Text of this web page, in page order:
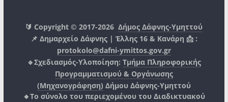
🔰 Copyright © 2017-2026Δήμος Δάφνης-Υμηττού
📌 Δημαρχείο Δάφνης | Έλλης 16 & Κανάρη 📩 :
protokolo@dafni-ymittos.gov.gr
🔹Σχεδιασμός-Υλοποίηση: Τμήμα Πληροφορικής
Προγραμματισμού & Οργάνωσης
(Μηχανογράφηση) Δήμου Δάφνης-Υμηττού
🔸Το σύνολο του περιεχομένου του Διαδικτυακού